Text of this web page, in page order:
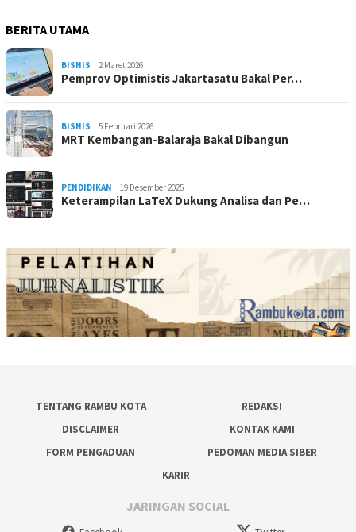
BERITA UTAMA
BISNIS 2 Maret 2026
Pemprov Optimistis Jakartasatu Bakal Per…
BISNIS 5 Februari 2026
MRT Kembangan-Balaraja Bakal Dibangun
PENDIDIKAN 19 Desember 2025
Keterampilan LaTeX Dukung Analisa dan Pe…
TENTANG RAMBU KOTA
REDAKSI
DISCLAIMER
KONTAK KAMI
FORM PENGADUAN
PEDOMAN MEDIA SIBER
KARIR
JARINGAN SOCIAL